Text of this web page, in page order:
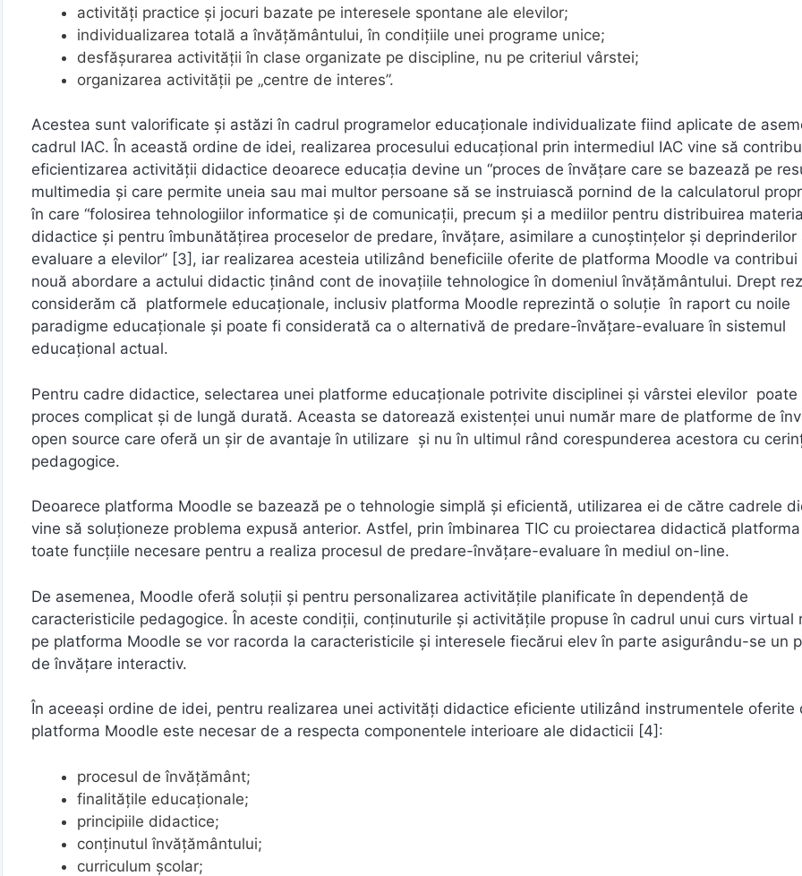
activităţi practice şi jocuri bazate pe interesele spontane ale elevilor;
individualizarea totală a învăţământului, în condiţiile unei programe unice;
desfăşurarea activităţii în clase organizate pe discipline, nu pe criteriul vârstei;
organizarea activităţii pe „centre de interes”.
Acestea sunt valorificate și astăzi în cadrul programelor educaționale individualizate fiind aplicate de
cadrul IAC. În această ordine de idei, realizarea procesului educațional prin intermediul IAC vine să
eficientizarea activităţii didactice deoarece educația devine un “proces de învăţare care se bazează pe
multimedia şi care permite uneia sau mai multor persoane să se instruiască pornind de la calculatorul
în care “folosirea tehnologiilor informatice și de comunicații, precum și a mediilor pentru distribuirea
didactice și pentru îmbunătățirea proceselor de predare, învățare, asimilare a cunoștințelor și deprinderilor
evaluare a elevilor” [3], iar realizarea acesteia utilizând beneficiile oferite de platforma Moodle va contribui
nouă abordare a actului didactic ținând cont de inovațiile tehnologice în domeniul învățământului. Drept
considerăm că platformele educaționale, inclusiv platforma Moodle reprezintă o soluție în raport cu noile
paradigme educaționale și poate fi considerată ca o alternativă de predare-învățare-evaluare în sistemul
educațional actual.
Pentru cadre didactice, selectarea unei platforme educaționale potrivite disciplinei și vârstei elevilor poate
proces complicat și de lungă durată. Aceasta se datorează existenței unui număr mare de platforme de
open source care oferă un șir de avantaje în utilizare și nu în ultimul rând corespunderea acestora cu
pedagogice.
Deoarece platforma Moodle se bazează pe o tehnologie simplă și eficientă, utilizarea ei de către cadrele
vine să soluționeze problema expusă anterior. Astfel, prin îmbinarea TIC cu proiectarea didactică
toate funcțiile necesare pentru a realiza procesul de predare-învățare-evaluare în mediul on-line.
De asemenea, Moodle oferă soluții și pentru personalizarea activitățile planificate în dependență de
caracteristicile pedagogice. În aceste condiții, conţinuturile și activităţile propuse în cadrul unui curs virtual
pe platforma Moodle se vor racorda la caracteristicile și interesele fiecărui elev în parte asigurându-se un
de învățare interactiv.
În aceeași ordine de idei, pentru realizarea unei activități didactice eficiente utilizând instrumentele oferite
platforma Moodle este necesar de a respecta componentele interioare ale didacticii [4]:
procesul de învăţământ;
finalităţile educaţionale;
principiile didactice;
conţinutul învăţământului;
curriculum şcolar;